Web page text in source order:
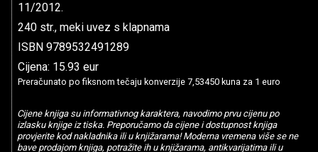
11/2012.
240 str., meki uvez s klapnama
ISBN 9789532491289
Cijena: 15.93 eur
Preračunato po fiksnom tečaju konverzije 7,53450 kuna za 1 euro
Cijene knjiga su informativnog karaktera, navodimo prvu cijenu po
izlasku knjige iz tiska. Preporučamo da cijene i dostupnost knjiga
provjerite kod nakladnika ili u knjižarama! Moderna vremena više se ne
bave prodajom knjiga, potražite ih u knjižarama, antikvarijatima ili u